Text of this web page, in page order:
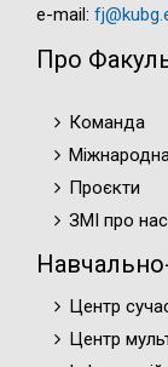
e-mail:
Про
Команда
Міжнародна
Проєкти
ЗМІ про нас
Центр
Центр